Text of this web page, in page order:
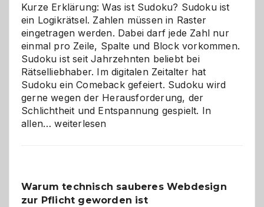
Kurze Erklärung: Was ist Sudoku? Sudoku ist
ein Logikrätsel. Zahlen müssen in Raster
eingetragen werden. Dabei darf jede Zahl nur
einmal pro Zeile, Spalte und Block vorkommen.
Sudoku ist seit Jahrzehnten beliebt bei
Rätselliebhaber. Im digitalen Zeitalter hat
Sudoku ein Comeback gefeiert. Sudoku wird
gerne wegen der Herausforderung, der
Schlichtheit und Entspannung gespielt. In
allen…Sudoku
den
Logikrätseln
weiterlesen
Warum technisch sauberes Webdesign
zur Pflicht geworden ist